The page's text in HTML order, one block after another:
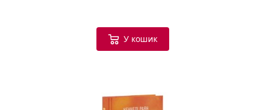
У кошик